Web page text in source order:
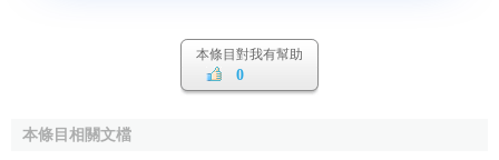
本條目對我有幫助
0
本條目相關文檔